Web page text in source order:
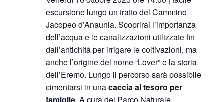
escursione lungo un tratto del Cammino
Jacopeo d’Anaunia. Scoprirai l’importanza
dell’acquae le canalizzazioni utilizzate fin
dall’antichità per irrigare le coltivazioni, ma
anche l’origine del nome “Lover”e la storia
dell’Eremo. Lungo il percorso sarà possibile
cimentarsi in unacaccia al tesoro per
famiglie. A cura del Parco Naturale